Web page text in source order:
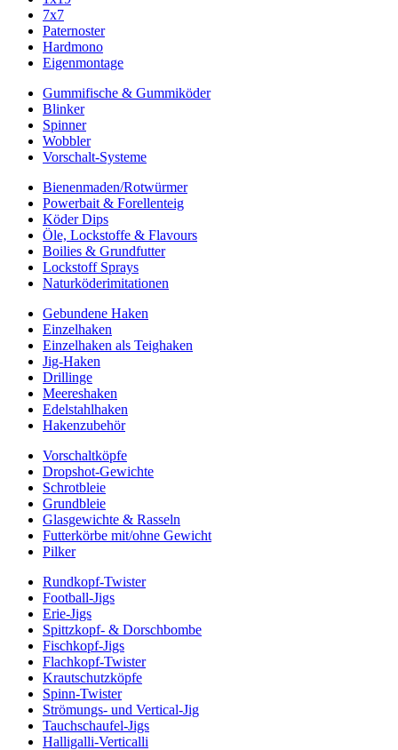
7x7
Paternoster
Hardmono
Eigenmontage
Gummifische & Gummiköder
Blinker
Spinner
Wobbler
Vorschalt-Systeme
Bienenmaden/Rotwürmer
Powerbait & Forellenteig
Köder Dips
Öle, Lockstoffe & Flavours
Boilies & Grundfutter
Lockstoff Sprays
Naturköderimitationen
Gebundene Haken
Einzelhaken
Einzelhaken als Teighaken
Jig-Haken
Drillinge
Meereshaken
Edelstahlhaken
Hakenzubehör
Vorschaltköpfe
Dropshot-Gewichte
Schrotbleie
Grundbleie
Glasgewichte & Rasseln
Futterkörbe mit/ohne Gewicht
Pilker
Rundkopf-Twister
Football-Jigs
Erie-Jigs
Spittzkopf- & Dorschbombe
Fischkopf-Jigs
Flachkopf-Twister
Krautschutzköpfe
Spinn-Twister
Strömungs- und Vertical-Jig
Tauchschaufel-Jigs
Halligalli-Verticalli